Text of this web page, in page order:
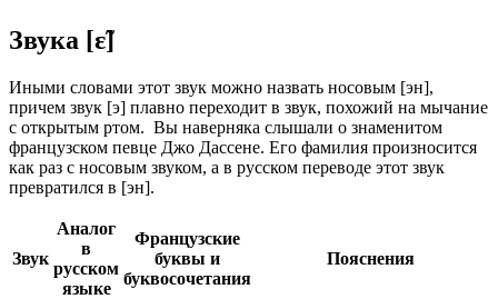
Звука [ɛ̃]
Иными словами этот звук можно назвать носовым [эн],
причем звук [э] плавно переходит в звук, похожий на мычание
с открытым ртом. Вы наверняка слышали о знаменитом
французском певце Джо Дассене. Его фамилия произносится
как раз с носовым звуком, а в русском переводе этот звук
превратился в [эн].
Звук
Аналог
в
русском
языке
Французские
буквы и
буквосочетания
Пояснения